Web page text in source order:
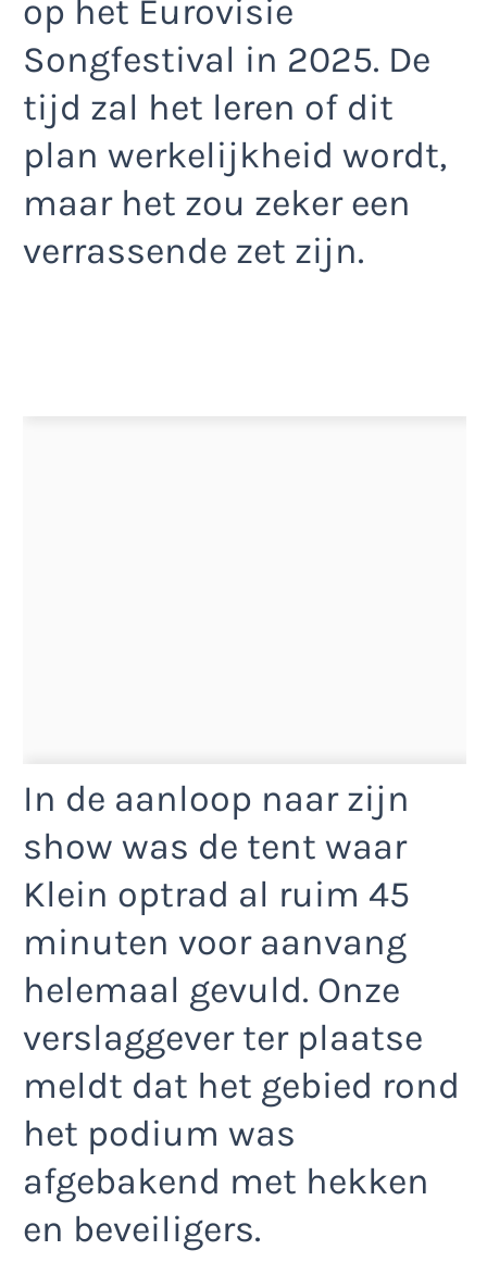
op het Eurovisie
Songfestival in 2025. De
tijd zal het leren of dit
plan werkelijkheid wordt,
maar het zou zeker een
verrassende zet zijn.
In de aanloop naar zijn
show was de tent waar
Klein optrad al ruim 45
minuten voor aanvang
helemaal gevuld. Onze
verslaggever ter plaatse
meldt dat het gebied rond
het podium was
afgebakend met hekken
en beveiligers.